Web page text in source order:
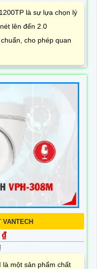
là sự lựa chọn lý
lên đến 2.0
cho phép quan
VANTECH
₫
là một sản phẩm chất